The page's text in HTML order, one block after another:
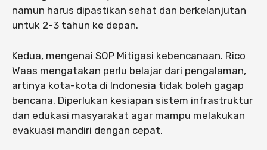
namun harus dipastikan sehat dan berkelanjutan
untuk 2-3 tahun ke depan.
Kedua, mengenai SOP Mitigasi kebencanaan. Rico
Waas mengatakan perlu belajar dari pengalaman,
artinya kota-kota di Indonesia tidak boleh gagap
bencana. Diperlukan kesiapan sistem infrastruktur
dan edukasi masyarakat agar mampu melakukan
evakuasi mandiri dengan cepat.